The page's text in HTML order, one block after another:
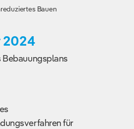
Bauen
2024
für